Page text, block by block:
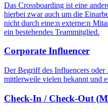
Das Crossboarding ist eine
hierbei zwar auch um die
nicht durch eine:n externe:n
ein bestehendes Teammitglied.
Corporate Influencer
Der Begriff des Influencers
mittlerweile vielen bekannt und
Check-In / Check-Out